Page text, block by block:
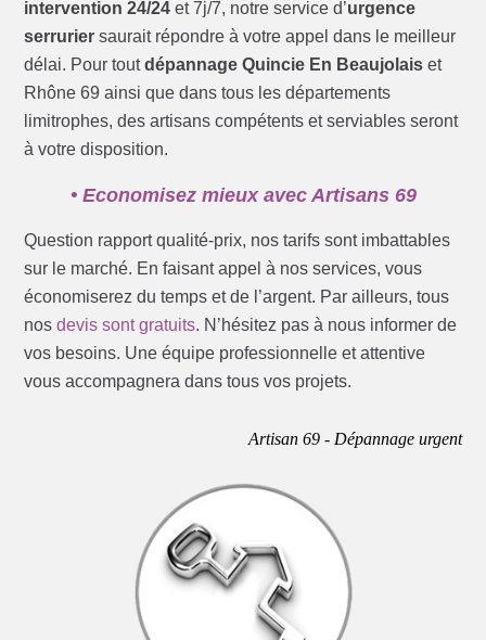
intervention 24/24 et 7j/7, notre service d’urgence
serrurier saurait répondre à votre appel dans le meilleur
délai. Pour toutdépannage Quincie En Beaujolais et
Rhône 69 ainsi que dans tous les départements
limitrophes, des artisans compétents et serviables seront
à votre disposition.
• Economisez mieux avec Artisans 69
Question rapport qualité-prix, nos tarifs sont imbattables
sur le marché. En faisant appel à nos services, vous
économiserez du temps et de l’argent. Par ailleurs, tous
nosdevis sont gratuits. N’hésitez pas à nous informer de
vos besoins. Une équipe professionnelle et attentive
vous accompagnera dans tous vos projets.
Artisan 69 - Dépannage urgent